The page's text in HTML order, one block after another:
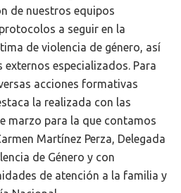
de nuestros equipos
a seguir en la
de violencia de género, así
especializados. Para
acciones formativas
la realizada con las
marzo para la que contamos
Martínez Perza, Delegada
de Género y con
de atención a la familia y